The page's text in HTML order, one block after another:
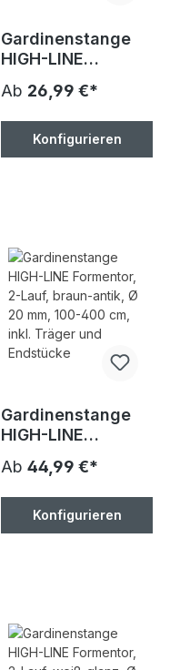
Gardinenstange
HIGH-LINE
braun-antik, Ø 20
mm, 100-400 cm,
inkl. Träger und
Endstücke
Ab 26,99 €*
Konfigurieren
Gardinenstange
HIGH-LINE
braun-antik, Ø 20
mm, 100-400 cm,
inkl. Träger und
Endstücke
Ab 44,99 €*
Konfigurieren